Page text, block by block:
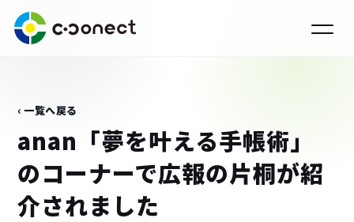
‹ 一覧へ戻る
anan「夢を叶える手帳術」
のコーナーで広報の片桐が紹
介されました